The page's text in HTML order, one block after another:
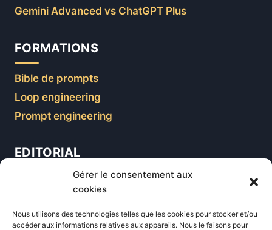
Gérer le consentement aux
cookies
Nous utilisons des technologies telles que les cookies pour stocker et/ou
accéder aux informations relatives aux appareils. Nous le faisons pour
Gemini Advanced vs ChatGPT Plus
FORMATIONS
Bible de prompts
Loop engineering
Prompt engineering
EDITORIAL
Formations